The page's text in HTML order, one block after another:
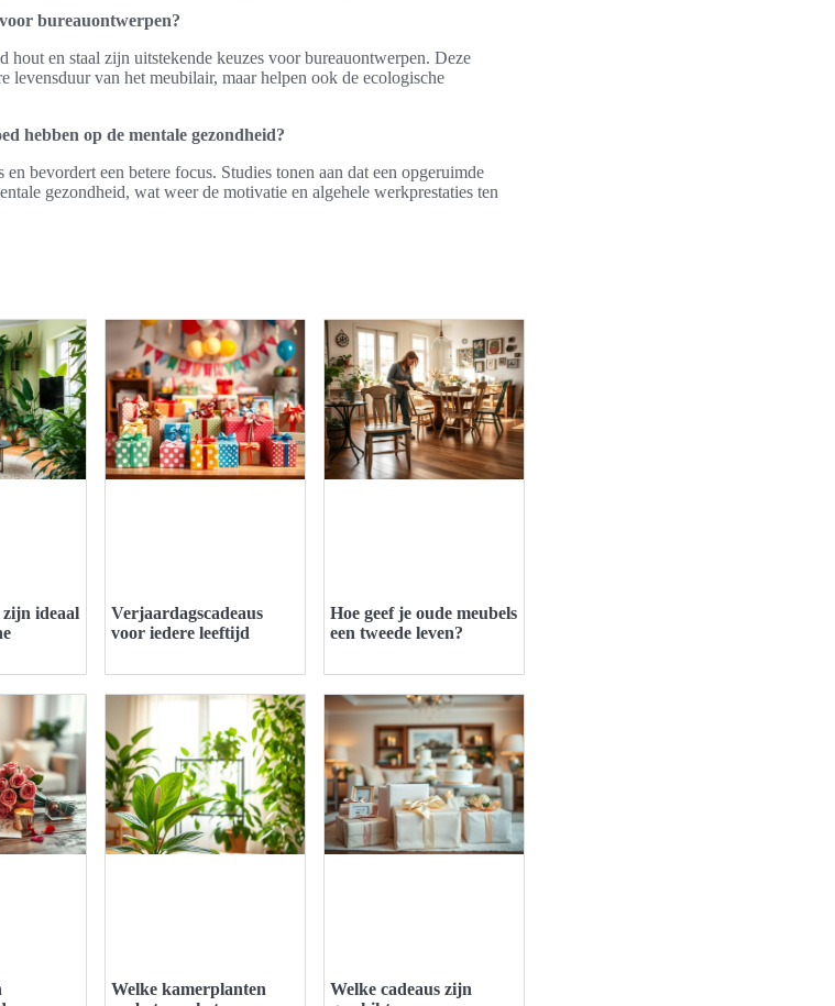
bureauontwerpen?
hout en staal zijn uitstekende keuzes voor bureauontwerpen. Deze
levensduur van het meubilair, maar helpen ook de ecologische
hebben op de mentale gezondheid?
bevordert een betere focus. Studies tonen aan dat een opgeruimde
gezondheid, wat weer de motivatie en algehele werkprestaties ten
ideaal
Verjaardagscadeaus
voor iedere leeftijd
Hoe geef je oude meubels
een tweede leven?
Welke kamerplanten
Welke cadeaus zijn